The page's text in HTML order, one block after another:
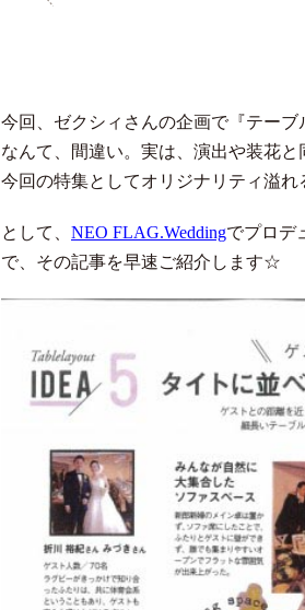
今回、ゼクシィさんの企画で『テー
なんて、間違い。実は、演出や装花
今回の特集としてオリジナリティ溢れ
として、 NEO FLAG.Weddingでプロデ
で、その記事を早速ご紹介します☆